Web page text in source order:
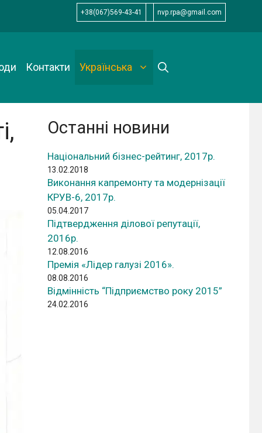
+38(067)569-43-41 nvp.rpa@gmail.com
Контакти Українська
Останні новини
Національний бізнес-рейтинг, 2017р.
13.02.2018
Виконання капремонту та модернізації
КРУВ-6, 2017р.
05.04.2017
Підтвердження ділової репутації,
2016р.
12.08.2016
Премія «Лідер галузі 2016».
08.08.2016
Відмінність “Підприємство року 2015”
24.02.2016